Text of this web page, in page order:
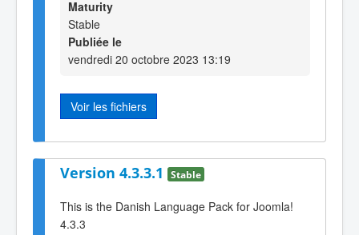
Maturity
Stable
Publiée le
vendredi 20 octobre 2023 13:19
Voir les fichiers
Version 4.3.3.1 Stable
This is the Danish Language Pack for Joomla!
4.3.3